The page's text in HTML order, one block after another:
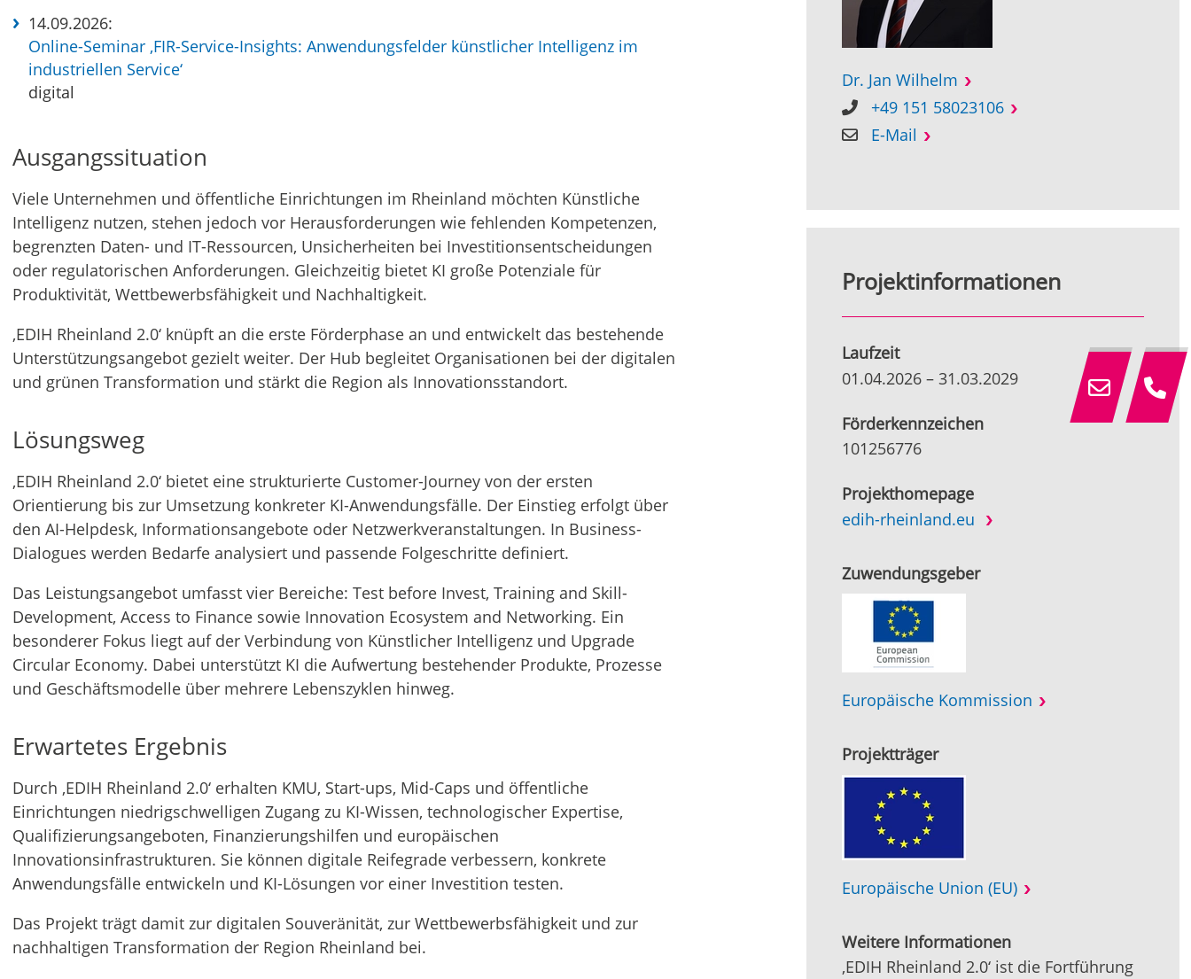
14.09.2026:
Online-Seminar ‚FIR-Service-Insights: Anwendungsfelder künstlicher Intelligenz im
industriellen Service‘
digital
Ausgangssituation
Viele Unternehmen und öffentliche Einrichtungen im Rheinland möchten Künstliche
Intelligenz nutzen, stehen jedoch vor Herausforderungen wie fehlenden Kompetenzen,
begrenzten Daten- und IT-Ressourcen, Unsicherheiten bei Investitionsentscheidungen
oder regulatorischen Anforderungen. Gleichzeitig bietet KI große Potenziale für
Produktivität, Wettbewerbsfähigkeit und Nachhaltigkeit.
‚EDIH Rheinland 2.0‘ knüpft an die erste Förderphase an und entwickelt das bestehende
Unterstützungsangebot gezielt weiter. Der Hub begleitet Organisationen bei der digitalen
und grünen Transformation und stärkt die Region als Innovationsstandort.
Lösungsweg
‚EDIH Rheinland 2.0‘ bietet eine strukturierte Customer-Journey von der ersten
Orientierung bis zur Umsetzung konkreter KI-Anwendungsfälle. Der Einstieg erfolgt über
den AI-Helpdesk, Informationsangebote oder Netzwerkveranstaltungen. In Business-
Dialogues werden Bedarfe analysiert und passende Folgeschritte definiert.
Das Leistungsangebot umfasst vier Bereiche: Test before Invest, Training and Skill-
Development, Access to Finance sowie Innovation Ecosystem and Networking. Ein
besonderer Fokus liegt auf der Verbindung von Künstlicher Intelligenz und Upgrade
Circular Economy. Dabei unterstützt KI die Aufwertung bestehender Produkte, Prozesse
und Geschäftsmodelle über mehrere Lebenszyklen hinweg.
Erwartetes Ergebnis
Durch ‚EDIH Rheinland 2.0‘ erhalten KMU, Start-ups, Mid-Caps und öffentliche
Einrichtungen niedrigschwelligen Zugang zu KI-Wissen, technologischer Expertise,
Qualifizierungsangeboten, Finanzierungshilfen und europäischen
Innovationsinfrastrukturen. Sie können digitale Reifegrade verbessern, konkrete
Anwendungsfälle entwickeln und KI-Lösungen vor einer Investition testen.
Das Projekt trägt damit zur digitalen Souveränität, zur Wettbewerbsfähigkeit und zur
nachhaltigen Transformation der Region Rheinland bei.
Dr. Jan Wilhelm
+49 151 58023106
E-Mail
Projektinformationen
Laufzeit
01.04.2026– 31.03.2029
Förderkennzeichen
101256776
Projekthomepage
edih-rheinland.eu
Zuwendungsgeber
Europäische Kommission
Projektträger
Europäische Union (EU)
Weitere Informationen
‚EDIH Rheinland 2.0‘ ist die Fortführung